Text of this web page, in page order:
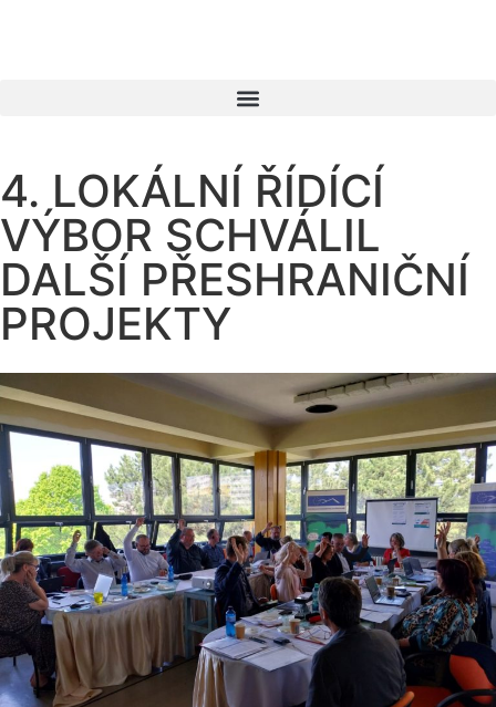
4. LOKÁLNÍ ŘÍDÍCÍ
VÝBOR SCHVÁLIL
DALŠÍ PŘESHRANIČNÍ
PROJEKTY